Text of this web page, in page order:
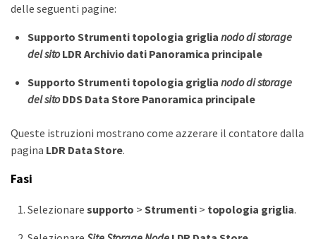
delle seguenti pagine:
Supporto Strumenti topologia griglia nodo di storage
del sitoLDR Archivio dati Panoramica principale
Supporto Strumenti topologia griglia nodo di storage
del sitoDDS Data Store Panoramica principale
Queste istruzioni mostrano come azzerare il contatore dalla
pagina LDR Data Store.
Fasi
Selezionare supporto >Strumenti> topologia griglia.